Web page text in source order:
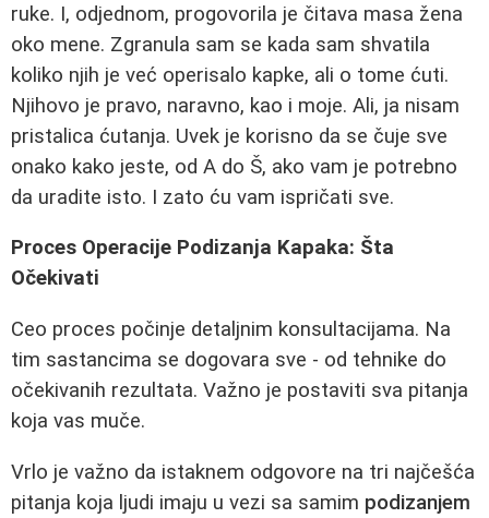
ruke. I, odjednom, progovorila je čitava masa žena
oko mene. Zgranula sam se kada sam shvatila
koliko njih je već operisalo kapke, ali o tome ćuti.
Njihovo je pravo, naravno, kao i moje. Ali, ja nisam
pristalica ćutanja. Uvek je korisno da se čuje sve
onako kako jeste, od A do Š, ako vam je potrebno
da uradite isto. I zato ću vam ispričati sve.
Proces Operacije Podizanja Kapaka: Šta
Očekivati
Ceo proces počinje detaljnim konsultacijama. Na
tim sastancima se dogovara sve - od tehnike do
očekivanih rezultata. Važno je postaviti sva pitanja
koja vas muče.
Vrlo je važno da istaknem odgovore na tri najčešća
pitanja koja ljudi imaju u vezi sa samim podizanjem